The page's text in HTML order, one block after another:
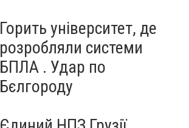
Горить університет, де
розробляли системи
БПЛА . Удар по
Бєлгороду